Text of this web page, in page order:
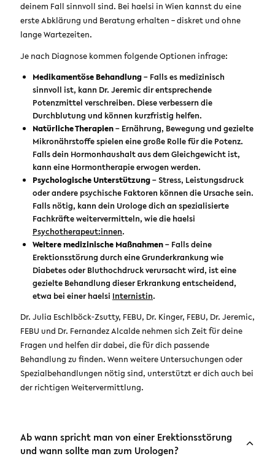
deinem Fall sinnvoll sind. Bei haelsi in Wien kannst du eine
erste Abklärung und Beratung erhalten – diskret und ohne
lange Wartezeiten.
Je nach Diagnose kommen folgende Optionen infrage:
Medikamentöse Behandlung– Falls es medizinisch
sinnvoll ist, kann Dr. Jeremic dir entsprechende
Potenzmittel verschreiben. Diese verbessern die
Durchblutung und können kurzfristig helfen.
Natürliche Therapien– Ernährung, Bewegung und gezielte
Mikronährstoffe spielen eine große Rolle für die Potenz.
Falls dein Hormonhaushalt aus dem Gleichgewicht ist,
kann eine Hormontherapie erwogen werden.
Psychologische Unterstützung– Stress, Leistungsdruck
oder andere psychische Faktoren können die Ursache sein.
Falls nötig, kann dein Urologe dich an spezialisierte
Fachkräfte weitervermitteln, wie die haelsi
Psychotherapeut:innen.
Weitere medizinische Maßnahmen– Falls deine
Erektionsstörung durch eine Grunderkrankung wie
Diabetes oder Bluthochdruck verursacht wird, ist eine
gezielte Behandlung dieser Erkrankung entscheidend,
etwa bei einer haelsi Internistin.
Dr. Julia Eschlböck-Zsutty, FEBU, Dr. Kinger, FEBU, Dr. Jeremic,
FEBU und Dr. Fernandez Alcalde nehmen sich Zeit für deine
Fragen und helfen dir dabei, die für dich passende
Behandlung zu finden. Wenn weitere Untersuchungen oder
Spezialbehandlungen nötig sind, unterstützt er dich auch bei
der richtigen Weitervermittlung.
Ab wann spricht man von einer Erektionsstörung
und wann sollte man zum Urologen?